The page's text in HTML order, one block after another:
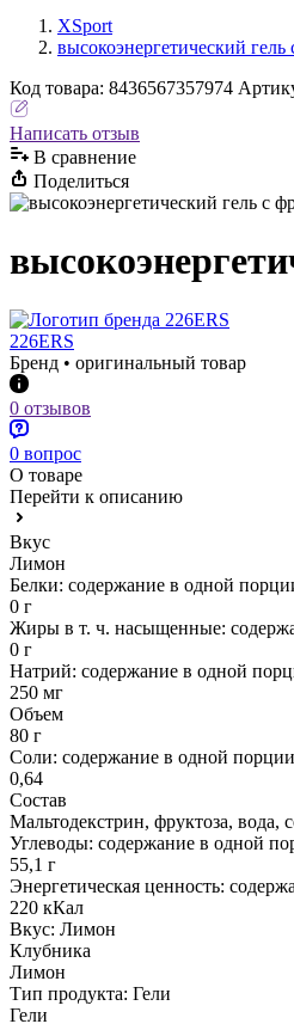
XSport
высокоэнергетический
Код товара: 8436567357974
Написать отзыв
В сравнениe
Поделиться
226ERS
Бренд • оригинальный товар
0 отзывов
0 вопрос
О товаре
Перейти к описанию
Вкус
Лимон
Белки: содержание в одной
0 г
Жиры в т. ч. насыщенные:
0 г
Натрий: содержание в одной
250 мг
Объем
80 г
Соли: содержание в одной порции
0,64
Состав
Мальтодекстрин, фруктоза, вода,
Углеводы: содержание в одной
55,1 г
Энергетическая ценность:
220 кКал
Вкус: Лимон
Клубника
Лимон
Тип продукта: Гели
Гели